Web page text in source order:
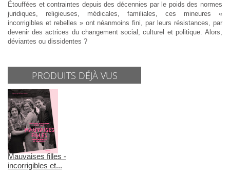
Étouffées et contraintes depuis des décennies par le poids des normes
juridiques, religieuses, médicales, familiales, ces mineures «
incorrigibles et rebelles » ont néanmoins fini, par leurs résistances, par
devenir des actrices du changement social, culturel et politique. Alors,
déviantes ou dissidentes ?
PRODUITS DÉJÀ VUS
Mauvaises filles -
incorrigibles et...